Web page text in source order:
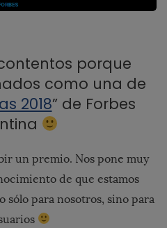
porque
como una de
2018” de Forbes
un premio. Nos pone muy
de que estamos
sólo para nosotros, sino para